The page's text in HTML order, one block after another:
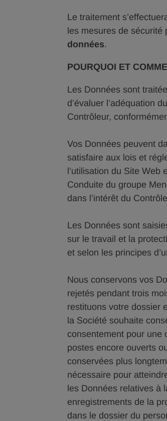
Le traitement
les mesures de sécurité
données.
POURQUOI ET
Les Données sont
d’évaluer l’adéquation
Contrôleur,
Vos Données peuvent
satisfaire aux lois et
l’utilisation du Site
Conduite du groupe
dans l’intérêt du
Les Données sont
sur le travail et la
et selon les principes
Nous conservons vos
rejetés pendant trois
restituons votre dossier
la Société souhaite
consentement pour une
postes encore ouverts
conservées plus
nécessaire pour
les Données relatives à
enregistrements de la
dans le dossier du